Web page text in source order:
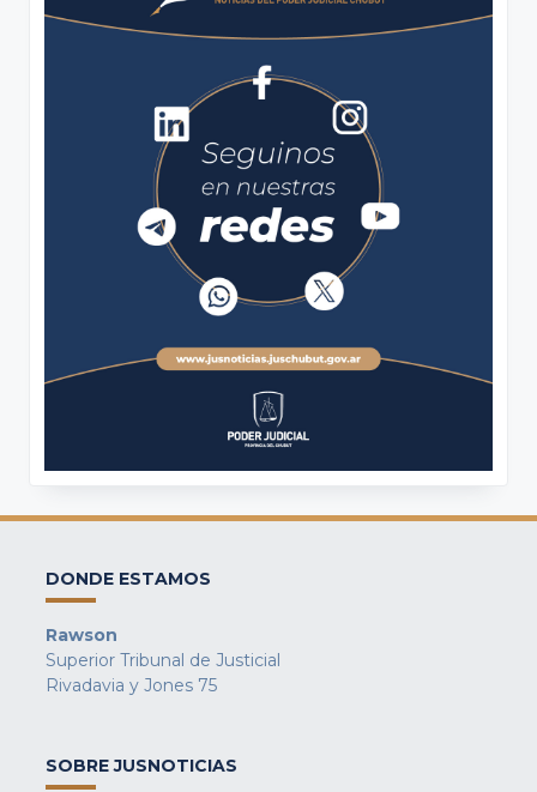
DONDE ESTAMOS
Rawson
Superior Tribunal de Justicial
Rivadavia y Jones 75
SOBRE JUSNOTICIAS